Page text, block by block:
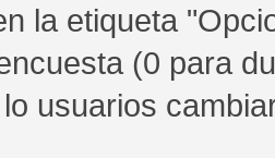
la etiqueta
(0 para
usuarios